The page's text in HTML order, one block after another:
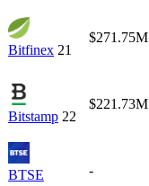
Bitfinex 21
$271.75M
Bitstamp 22
$221.73M
BTSE
-